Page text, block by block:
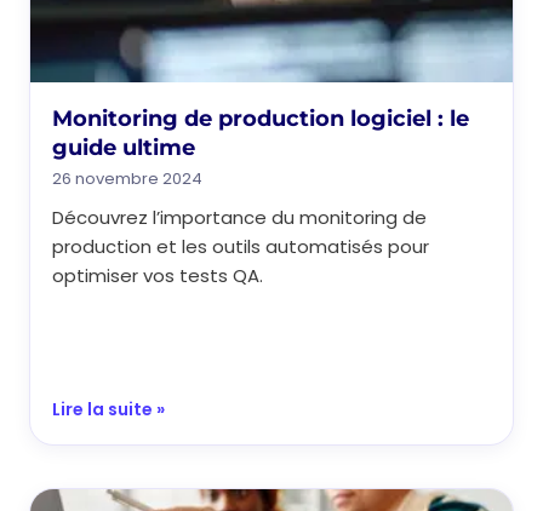
Monitoring de production logiciel : le
guide ultime
26 novembre 2024
Découvrez l’importance du monitoring de
production et les outils automatisés pour
optimiser vos tests QA.
Lire la suite »